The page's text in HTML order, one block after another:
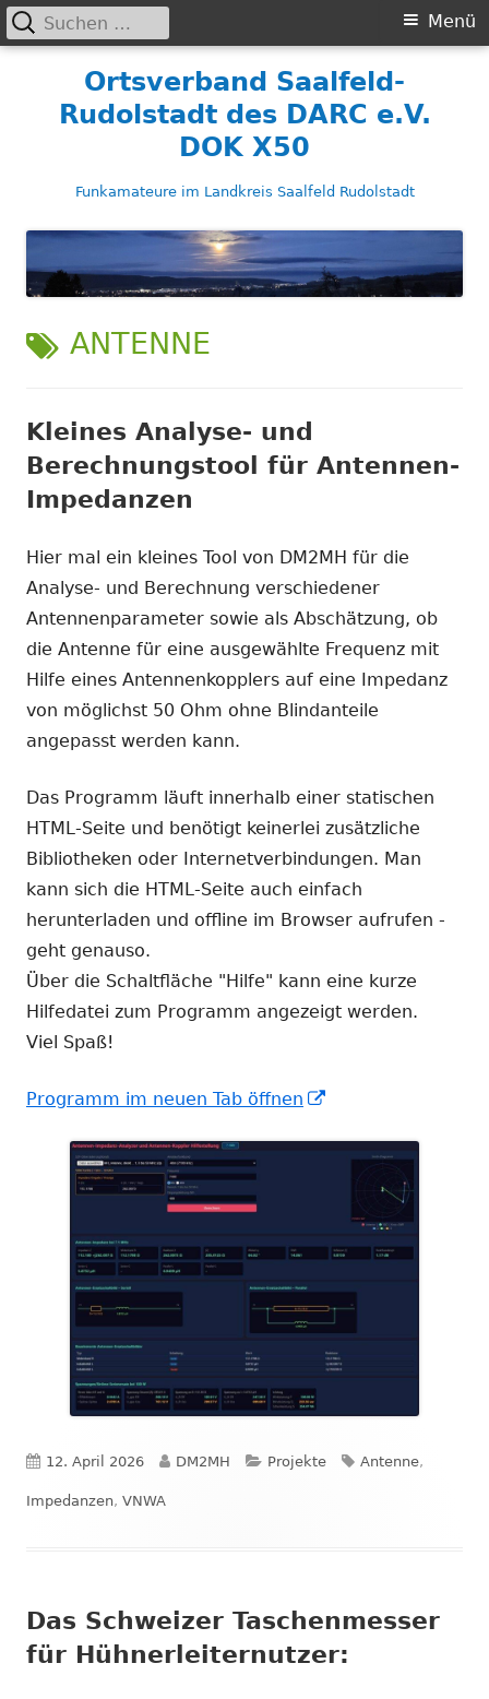
Ortsverband Saalfeld-
Rudolstadt des DARC e.V.
DOK X50
Funkamateure im Landkreis Saalfeld Rudolstadt
Primäres
Menü
Suchen
nach:
SCHLAGWORT:
ANTENNE
Kleines Analyse- und
Berechnungstool für Antennen-
Impedanzen
Hier mal ein kleines Tool von DM2MH für die
Analyse- und Berechnung verschiedener
Antennenparameter sowie als Abschätzung, ob
die Antenne für eine ausgewählte Frequenz mit
Hilfe eines Antennenkopplers auf eine Impedanz
von möglichst 50 Ohm ohne Blindanteile
angepasst werden kann.
Das Programm läuft innerhalb einer statischen
HTML-Seite und benötigt keinerlei zusätzliche
Bibliotheken oder Internetverbindungen. Man
kann sich die HTML-Seite auch einfach
herunterladen und offline im Browser aufrufen -
geht genauso.
Über die Schaltfläche "Hilfe" kann eine kurze
Hilfedatei zum Programm angezeigt werden.
Viel Spaß!
Programm im neuen Tab öffnen
Fenster
öffnen
Veröffentlicht
am
12. April 2026 Autor
DM2MH Kategorien
Projekte Schlagwörter
Antenne,
Impedanzen, VNWA
Das Schweizer Taschenmesser
für Hühnerleiternutzer: